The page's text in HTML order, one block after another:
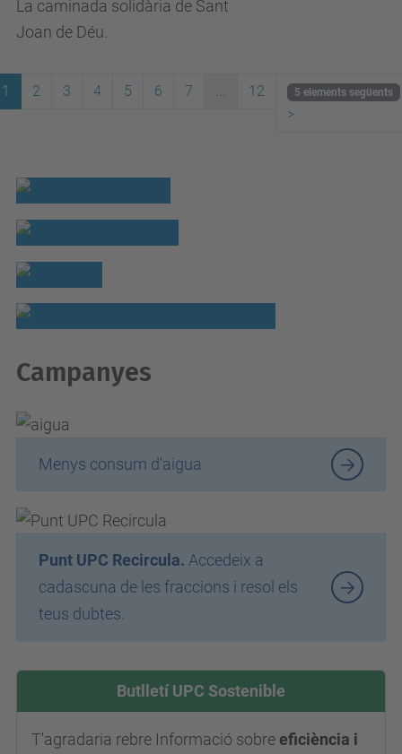
La caminada solidària de Sant
Joan de Déu.
1 2 3 4 5 6 7 ... 12 5 elements següents
>
Campanyes
Menys consum d'aigua
Punt UPC Recircula. Accedeix a
cadascuna de les fraccions i resol els
teus dubtes.
Butlletí UPC Sostenible
T'agradaria rebre Informació sobre eficiència i